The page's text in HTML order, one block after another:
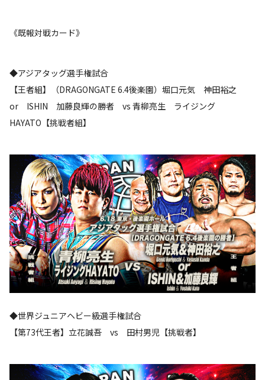
《既報対戦カード》
◆アジアタッグ選手権試合
【王者組】（DRAGONGATE 6.4後楽園）堀口元気 神田裕之
or ISHIN 加藤良輝の勝者 vs 青柳亮生 ライジング
HAYATO【挑戦者組】
◆世界ジュニアヘビー級選手権試合
【第73代王者】立花誠吾 vs 田村男児【挑戦者】